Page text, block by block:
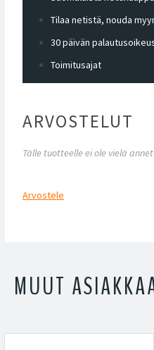
Tilaa netistä, nouda
30 päivän
Toimitusajat
ARVOSTELUT
Tälle tuotteelle ei ole vielä
Arvostele
MUUT